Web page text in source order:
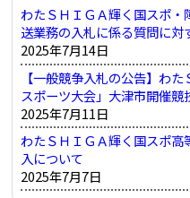
シ
ョ
ン
わたＳＨＩＧＡ輝く国スポ
送業務の入札に係る質問に対
2025年7月14日
【一般競争入札の公告】わ
スポーツ大会」大津市開催競
2025年7月11日
わたＳＨＩＧＡ輝く国スポ
入について
2025年7月7日